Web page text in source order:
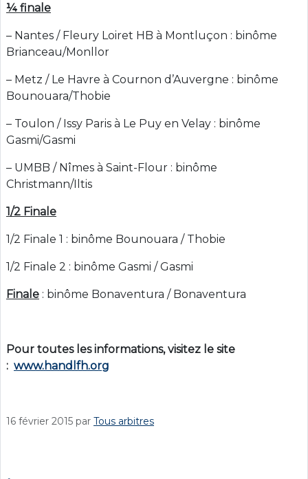
¼ finale
– Nantes / Fleury Loiret HB à Montluçon : binôme
Brianceau/Monllor
– Metz / Le Havre à Cournon d’Auvergne : binôme
Bounouara/Thobie
– Toulon / Issy Paris à Le Puy en Velay : binôme
Gasmi/Gasmi
– UMBB / Nîmes à Saint-Flour : binôme
Christmann/Iltis
1/2 Finale
1/2 Finale 1 : binôme Bounouara / Thobie
1/2 Finale 2 : binôme Gasmi / Gasmi
Finale : binôme Bonaventura / Bonaventura
Pour toutes les informations, visitez le site
: www.handlfh.org
16 février 2015 par Tous arbitres